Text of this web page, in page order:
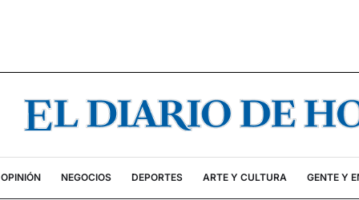
OPINIÓN NEGOCIOS DEPORTES ARTE Y CULTURA GENTE Y